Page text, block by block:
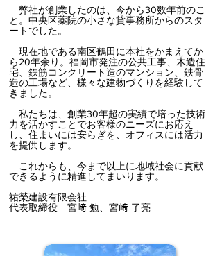
弊社が創業したのは、今から30数年前のこ
と。中央区薬院の小さな貸事務所からのスタ
ートでした。
現在地である南区鶴田に本社をかまえてか
ら20年余り。福岡市発注の公共工事、木造住
宅、鉄筋コンクリート造のマンション、鉄骨
造の工場など、様々な建物づくりを経験して
きました。
私たちは、創業30年超の実績で培った技術
力を活かすことでお客様のニーズにお応え
し、住まいには安らぎを、オフィスには活力
を提供します。
これからも、今まで以上に地域社会に貢献
できるように精進してまいります。
祐榮建設有限会社
代表取締役 宮﨑 勉、宮﨑 了亮